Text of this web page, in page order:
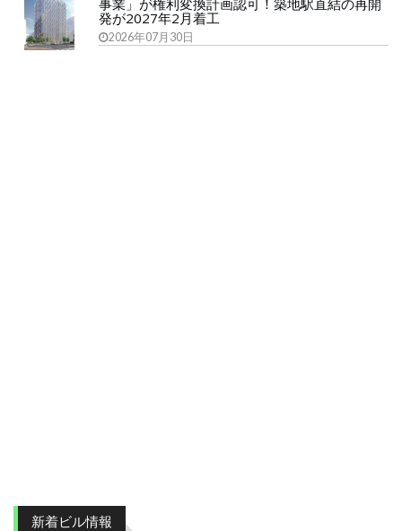
発が2027年2月着工
2026年07月30日
新着ビル情報